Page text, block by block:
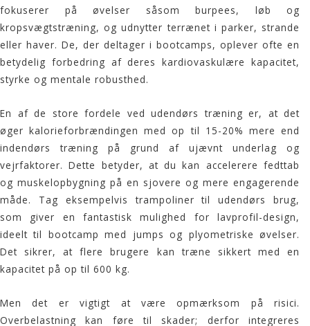
fokuserer på øvelser såsom burpees, løb og
kropsvægtstræning, og udnytter terrænet i parker, strande
eller haver. De, der deltager i bootcamps, oplever ofte en
betydelig forbedring af deres kardiovaskulære kapacitet,
styrke og mentale robusthed.
En af de store fordele ved udendørs træning er, at det
øger kalorieforbrændingen med op til 15-20% mere end
indendørs træning på grund af ujævnt underlag og
vejrfaktorer. Dette betyder, at du kan accelerere fedttab
og muskelopbygning på en sjovere og mere engagerende
måde. Tag eksempelvis trampoliner til udendørs brug,
som giver en fantastisk mulighed for lavprofil-design,
ideelt til bootcamp med jumps og plyometriske øvelser.
Det sikrer, at flere brugere kan træne sikkert med en
kapacitet på op til 600 kg.
Men det er vigtigt at være opmærksom på risici.
Overbelastning kan føre til skader; derfor integreres